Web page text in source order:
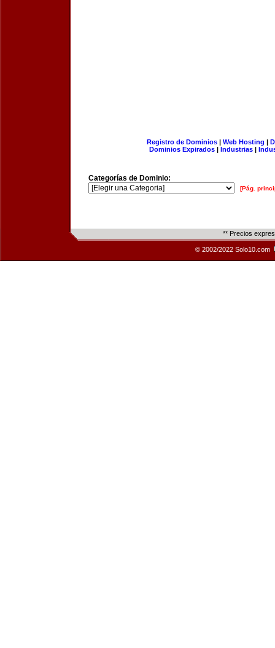
Registro de Dominios| Web Hosting |
Dominios Expirados | Industrias |
Categorías de Dominio:
[Pág.
** Precios
© 2002/2022 Solo10.com